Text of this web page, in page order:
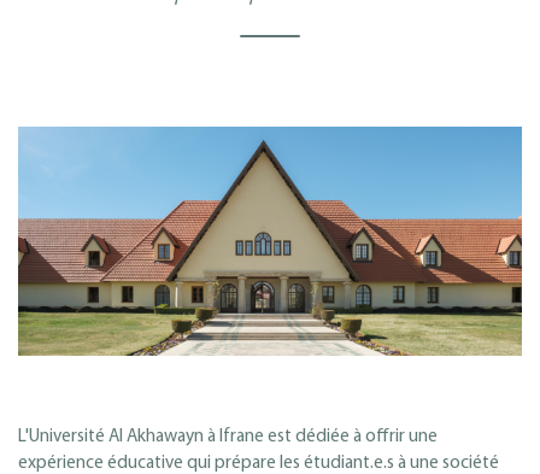
L'Université Al Akhawayn à Ifrane est dédiée à offrir une
expérience éducative qui prépare les étudiant.e.s à une société